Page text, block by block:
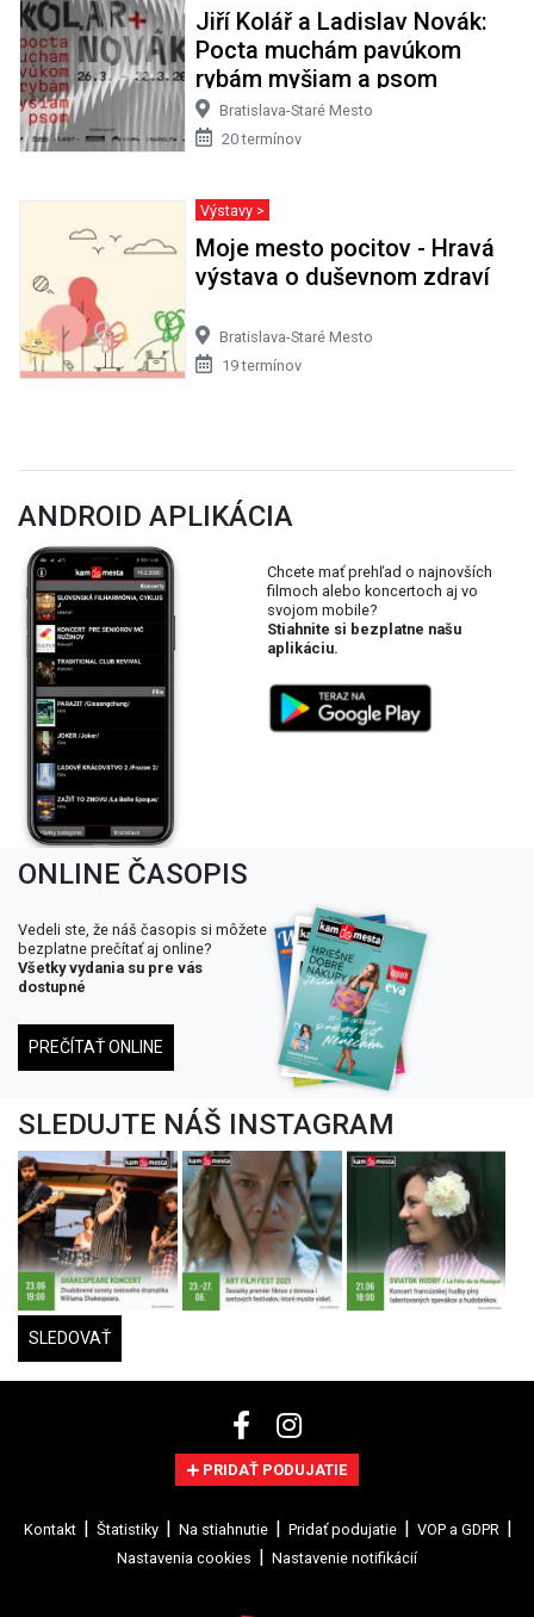
Jiří Kolář a Ladislav Novák:
Pocta muchám pavúkom
rybám myšiam a psom
Bratislava-Staré Mesto
20 termínov
Výstavy >
Moje mesto pocitov - Hravá
výstava o duševnom zdraví
Bratislava-Staré Mesto
19 termínov
ANDROID APLIKÁCIA
Chcete mať prehľad o najnovších
filmoch alebo koncertoch aj vo
svojom mobile?
Stiahnite si bezplatne našu
aplikáciu.
ONLINE ČASOPIS
Vedeli ste, že náš časopis si môžete
bezplatne prečítať aj online?
Všetky vydania su pre vás
dostupné
PREČÍTAŤ ONLINE
SLEDUJTE NÁŠ INSTAGRAM
SLEDOVAŤ
PRIDAŤ PODUJATIE
Kontakt Štatistiky Na stiahnutie Pridať podujatie
VOP a GDPR
Nastavenia cookies
Nastavenie notifikácií